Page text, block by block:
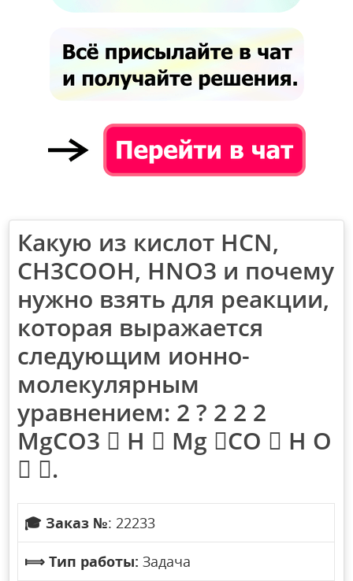
Какую из кислот HCN,
CH3COOH, HNO3 и почему
нужно взять для реакции,
которая выражается
следующим ионно-
молекулярным
уравнением: 2 ? 2 2 2
MgCO3  H  Mg CO  H O
 .
🎓 Заказ №: 22233
⟾ Тип работы: Задача